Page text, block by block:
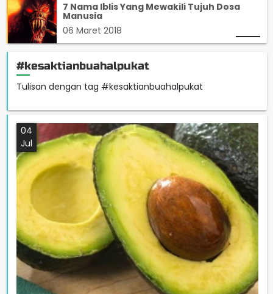
7 Nama Iblis Yang Mewakili Tujuh Dosa
Manusia
06 Maret 2018
#kesaktianbuahalpukat
Tulisan dengan tag #kesaktianbuahalpukat
04
Jul